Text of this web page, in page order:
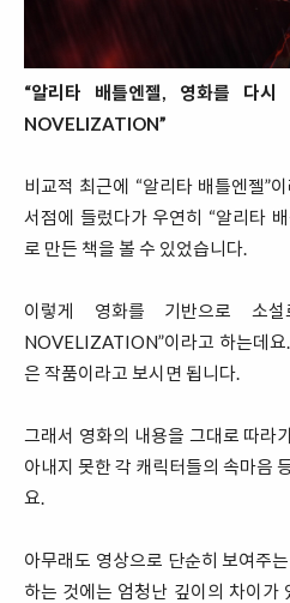
“알리타 배틀엔젤, 영화를 다
NOVELIZATION”
비교적 최근에 “알리타 배틀엔젤”
서점에 들렀다가 우연히 “알리타
로 만든 책을 볼 수 있었습니다.
이렇게 영화를 기반으로 소
NOVELIZATION”이라고 하는데
은 작품이라고 보시면 됩니다.
그래서 영화의 내용을 그대로 따라
아내지 못한 각 캐릭터들의 속마음
요.
아무래도 영상으로 단순히 보여주
하는 것에는 엄청난 깊이의 차이가